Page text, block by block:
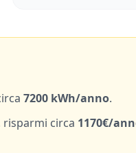
7200 kWh/anno.
risparmi circa 1170€/